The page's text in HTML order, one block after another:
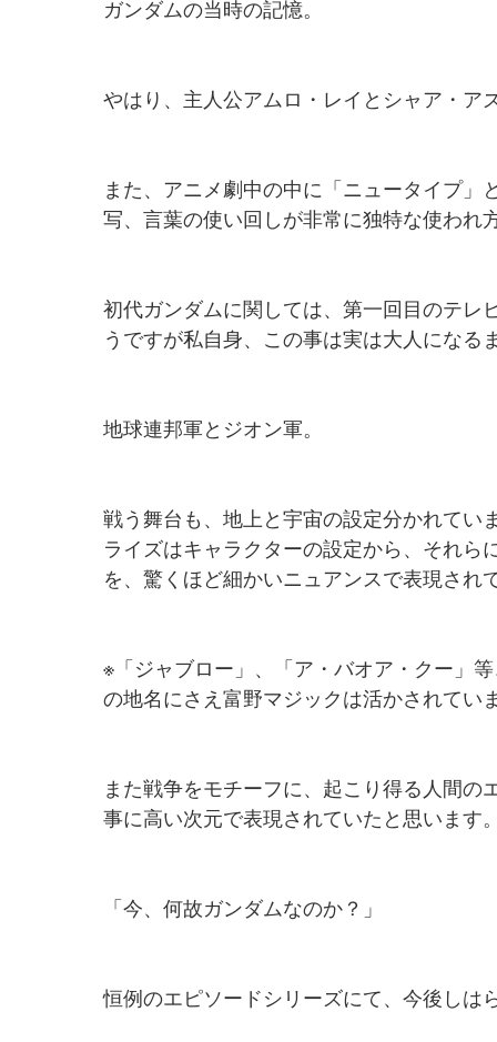
ガンダムの当時の記憶。
やはり、主人公アムロ・レイとシャア・ア
また、アニメ劇中の中に「ニュータイプ
写、言葉の使い回しが非常に独特な使われ
初代ガンダムに関しては、第一回目のテレ
うですが私自身、この事は実は大人になる
地球連邦軍とジオン軍。
戦う舞台も、地上と宇宙の設定分かれてい
ライズはキャラクターの設定から、それ
を、驚くほど細かいニュアンスで表現され
※「ジャブロー」、「ア・バオア・クー」
の地名にさえ富野マジックは活かされてい
また戦争をモチーフに、起こり得る人間
事に高い次元で表現されていたと思います
「今、何故ガンダムなのか？」
恒例のエピソードシリーズにて、今後しは